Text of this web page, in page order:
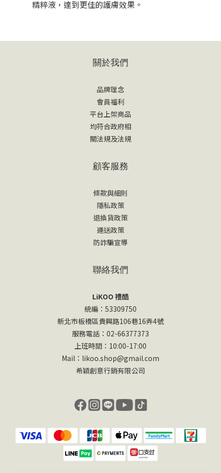
精粹液，達到更佳的護膚效果。
關於我們
品牌理念
會員福利
平台上架商品
均符合政府相
關法規及法規
顧客服務
條款與細則
隱私政策
退換貨政策
運送政策
防詐騙宣導
聯絡我們
LiKOO 禮酷
統編：53309750
新北市板橋區貴興路106巷16弄4號
服務電話：02-66377373
上班時間：10:00-17:00
Mail：likoo.shop@gmail.com
希穎創意行銷有限公司